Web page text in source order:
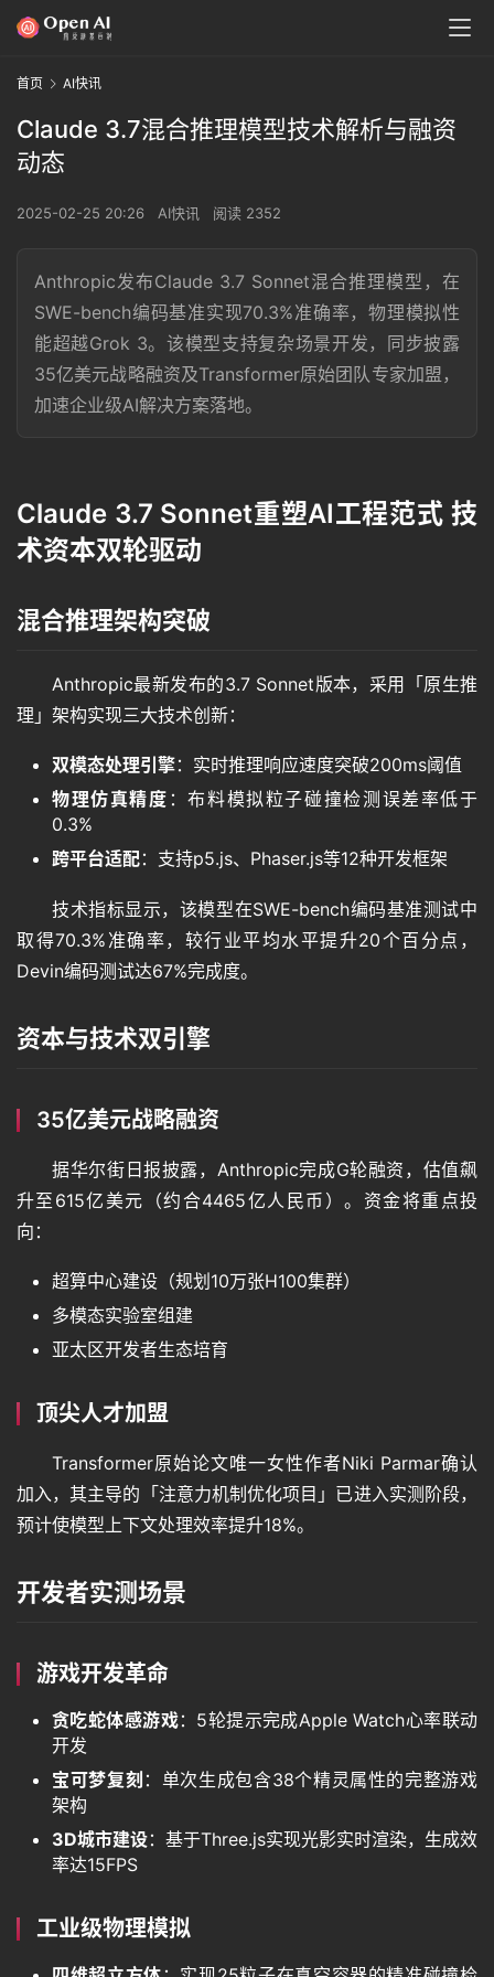
语
图
首页 AI快讯
Claude 3.7混合推理模型技术解析与融资
动态
2025-02-25 20:26 AI快讯 阅读 2352
Anthropic发布Claude 3.7 Sonnet混合推理模型，在
SWE-bench编码基准实现70.3%准确率，物理模拟性
能超越Grok 3。该模型支持复杂场景开发，同步披露
35亿美元战略融资及Transformer原始团队专家加盟，
加速企业级AI解决方案落地。
Claude 3.7 Sonnet重塑AI工程范式 技
术资本双轮驱动
混合推理架构突破
Anthropic最新发布的3.7 Sonnet版本，采用「原生推
理」架构实现三大技术创新：
双模态处理引擎：实时推理响应速度突破200ms阈值
物理仿真精度 ：布料模拟粒子碰撞检测误差率低于
0.3%
跨平台适配：支持p5.js、Phaser.js等12种开发框架
技术指标显示，该模型在SWE-bench编码基准测试中
取得70.3%准确率，较行业平均水平提升20个百分点，
Devin编码测试达67%完成度。
资本与技术双引擎
35亿美元战略融资
据华尔街日报披露，Anthropic完成G轮融资，估值飙
升至615亿美元（约合4465亿人民币）。资金将重点投
向：
超算中心建设（规划10万张H100集群）
多模态实验室组建
亚太区开发者生态培育
顶尖人才加盟
Transformer原始论文唯一女性作者Niki Parmar确认
加入，其主导的「注意力机制优化项目」已进入实测阶段，
预计使模型上下文处理效率提升18%。
开发者实测场景
游戏开发革命
贪吃蛇体感游戏：5轮提示完成Apple Watch心率联动
开发
宝可梦复刻 ：单次生成包含38个精灵属性的完整游戏
架构
3D城市建设：基于Three.js实现光影实时渲染，生成效
率达15FPS
工业级物理模拟